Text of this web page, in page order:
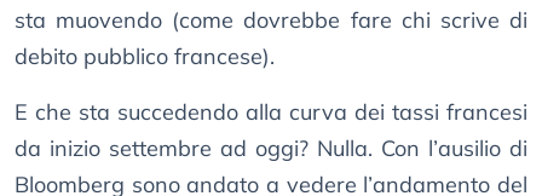
sta muovendo (come dovrebbe fare chi scrive di
debito pubblico francese).
E che sta succedendo alla curva dei tassi francesi
da inizio settembre ad oggi? Nulla. Con l’ausilio di
Bloomberg sono andato a vedere l’andamento del